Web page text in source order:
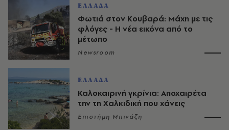
ΕΛΛΑΔΑ
Φωτιά στον Κουβαρά: Μάχη με τις
φλόγες - Η νέα εικόνα από το
μέτωπο
Newsroom
ΕΛΛΑΔΑ
Καλοκαιρινή γκρίνια: Αποχαιρέτα
την τη Χαλκιδική που χάνεις
Επιστήμη Μπινάζη